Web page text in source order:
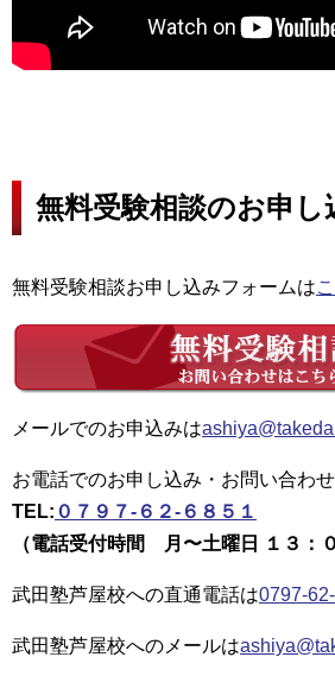
無料受験相談のお申し
無料受験相談お申し込みフォームは
メールでのお申込みは
お電話でのお申し込み・お問い合わ
TEL: ０７９７-６２-６８５１
（電話受付時間 月〜土曜日 １３：
武田塾芦屋校への直通電話は0797-
武田塾芦屋校へのメールは